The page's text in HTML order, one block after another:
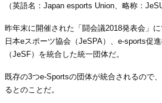
（英語名：Japan esports Union、略称：
昨年末に開催された「闘会議2018発表会」に
日本eスポーツ協会（JeSPA）、e-sports促
（JeSF）を統合した統一団体だ。
既存の3つe-Sportsの団体が統合されるので
るとのことだ。